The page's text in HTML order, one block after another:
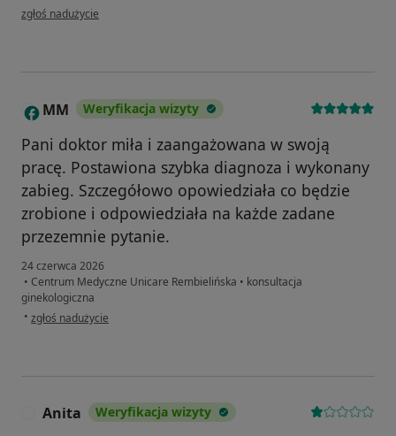
w opinii użytkownika Kasia
zgłoś nadużycie
M MM Weryfikacja wizyty
Pani doktor miła i zaangażowana w swoją
pracę. Postawiona szybka diagnoza i wykonany
zabieg. Szczegółowo opowiedziała co będzie
zrobione i odpowiedziała na każde zadane
przezemnie pytanie.
24 czerwca 2026
• Centrum Medyczne Unicare Rembielińska • konsultacja
ginekologiczna
• w opinii użytkownika MM
zgłoś nadużycie
Anita Weryfikacja wizyty